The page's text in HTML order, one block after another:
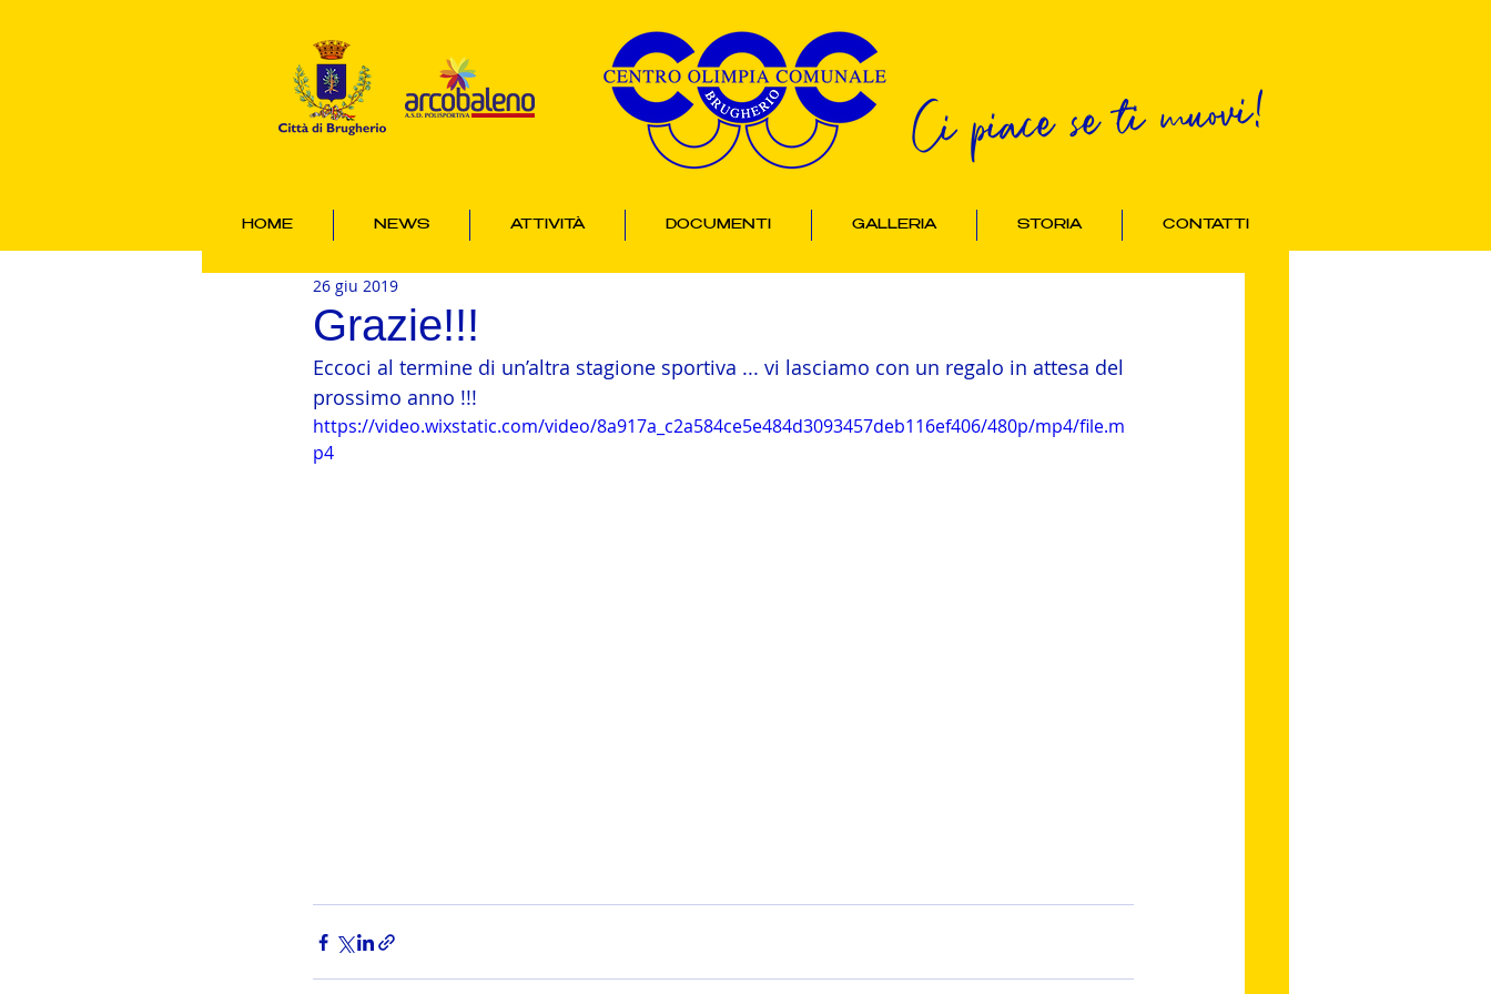
Ci piace se ti muovi!
HOME NEWS ATTIVITÀ DOCUMENTI GALLERIA STORIA CONTATTI
Grazie!!!
26 giu 2019
Eccoci al termine di un’altra stagione sportiva ... vi lasciamo con un regalo in attesa del
prossimo anno !!!
https://video.wixstatic.com/video/8a917a_c2a584ce5e484d3093457deb116ef406/480p/mp4/file.m
p4